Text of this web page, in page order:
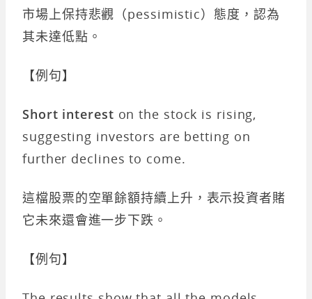
市場上保持悲觀（pessimistic）態度，認為
其未達低點。
【例句】
Short interest on the stock is rising,
suggesting investors are betting on
further declines to come.
這檔股票的空單餘額持續上升，表示投資者賭
它未來還會進一步下跌。
【例句】